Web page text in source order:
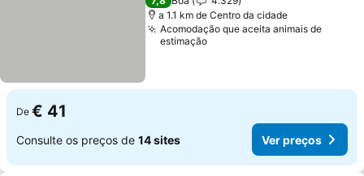
a 1.1 km de Centro da cidade
Acomodação que aceita animais de
estimação
De € 41
Consulte os preços de 14 sites Ver preços